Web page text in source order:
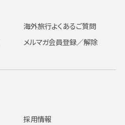
海外旅行よくあるご質問
メルマガ会員登録／解除
採用情報